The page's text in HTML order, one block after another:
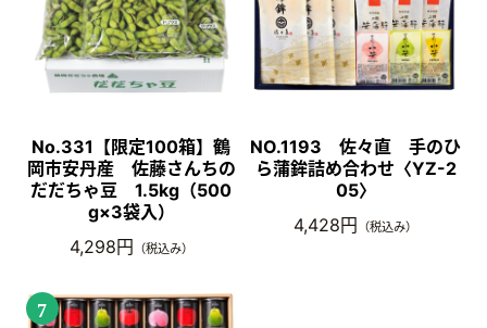
No.331【限定100箱】鶴
岡市安丹産 佐藤さんちの
だだちゃ豆 1.5kg（500
g×3袋入）
4,298円
（税込み）
NO.1193 佐々直 手のひ
ら蒲鉾詰め合わせ〈YZ-2
05〉
4,428円
（税込み）
7